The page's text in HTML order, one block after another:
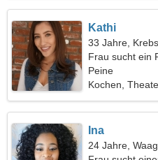
Kathi
33 Jahre, Krebs
Frau sucht ein
Peine
Kochen,
Ina
24 Jahre,